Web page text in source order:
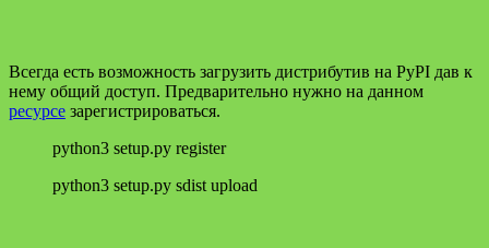
Всегда есть возможность загрузить дистрибутив на PyPI дав к
нему общий доступ. Предварительно нужно на данном
ресурсе зарегистрироваться.
python3 setup.py register
python3 setup.py sdist upload